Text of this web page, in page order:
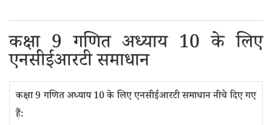
कक्षा 9 गणित अध्याय 10 के लिए
एनसीईआरटी समाधान
कक्षा 9 गणित अध्याय 10 के लिए एनसीईआरटी समाधान नीचे दिए गए
हैं: